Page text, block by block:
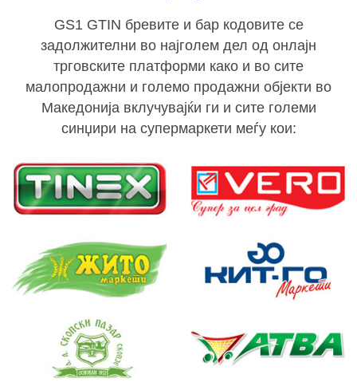
GS1 GTIN бревите и бар кодовите се
задолжителни во најголем дел од онлајн
трговските платформи како и во сите
малопродажни и големо продажни објекти во
Македонија вклучувајќи ги и сите големи
синџири на супермаркети меѓу кои: